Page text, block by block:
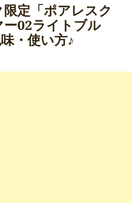
定「ポアレスク
ー02ライトブル
・使い方♪